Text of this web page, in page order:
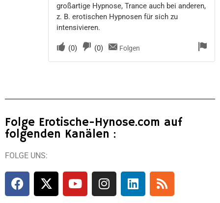
großartige Hypnose, Trance auch bei anderen,
z. B. erotischen Hypnosen für sich zu
intensivieren.
(0) (0) Folgen
Folge Erotische-Hynose.com auf
folgenden Kanälen :
FOLGE UNS: